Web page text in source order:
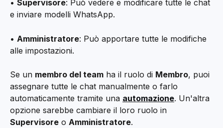
• Supervisore: Può vedere e modificare tutte le chat
e inviare modelli WhatsApp.
• Amministratore: Può apportare tutte le modifiche
alle impostazioni.
Se un membro del team ha il ruolo di Membro, puoi
assegnare tutte le chat manualmente o farlo
automaticamente tramite una automazione. Un'altra
opzione sarebbe cambiare il loro ruolo in
Supervisore o Amministratore.